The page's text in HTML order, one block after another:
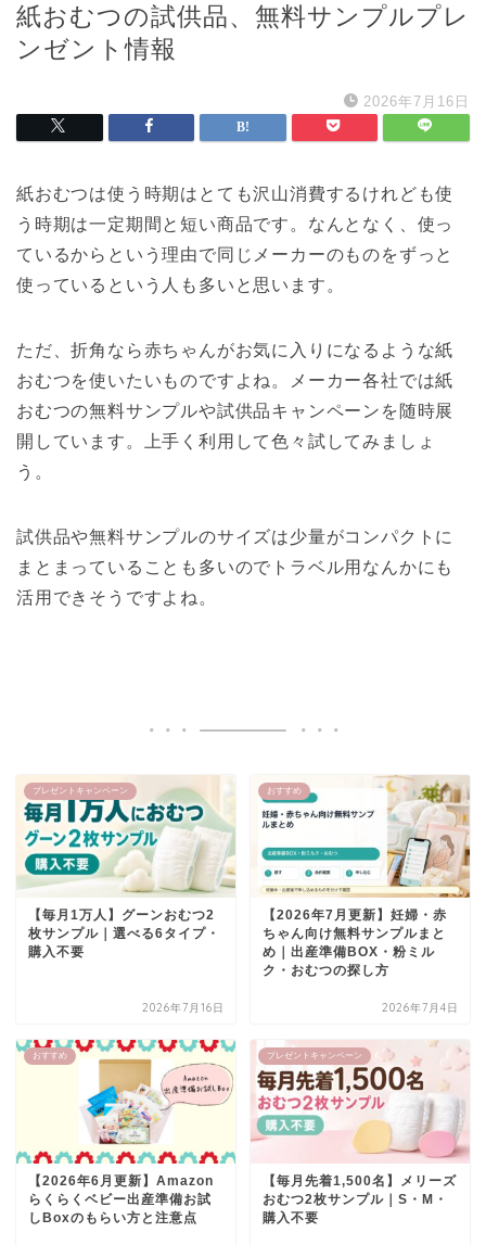
紙おむつの試供品、無料サンプルプレ
ンゼント情報
2026年7月16日
紙おむつは使う時期はとても沢山消費するけれども使
う時期は一定期間と短い商品です。なんとなく、使っ
ているからという理由で同じメーカーのものをずっと
使っているという人も多いと思います。
ただ、折角なら赤ちゃんがお気に入りになるような紙
おむつを使いたいものですよね。メーカー各社では紙
おむつの無料サンプルや試供品キャンペーンを随時展
開しています。上手く利用して色々試してみましょ
う。
試供品や無料サンプルのサイズは少量がコンパクトに
まとまっていることも多いのでトラベル用なんかにも
活用できそうですよね。
プレゼントキャンペーン
【毎月1万人】グーンおむつ2
枚サンプル｜選べる6タイプ・
購入不要
2026年7月16日
おすすめ
【2026年7月更新】妊婦・赤
ちゃん向け無料サンプルまと
め｜出産準備BOX・粉ミル
ク・おむつの探し方
2026年7月4日
おすすめ
【2026年6月更新】Amazon
らくらくベビー出産準備お試
しBoxのもらい方と注意点
プレゼントキャンペーン
【毎月先着1,500名】メリーズ
おむつ2枚サンプル｜S・M・
購入不要